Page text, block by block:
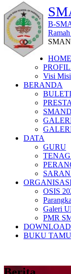
B-
HOME
Visi
BERANDA
DATA
GURU
OSIS
Galeri
PMR
DOWNLOAD
BUKU TAMU